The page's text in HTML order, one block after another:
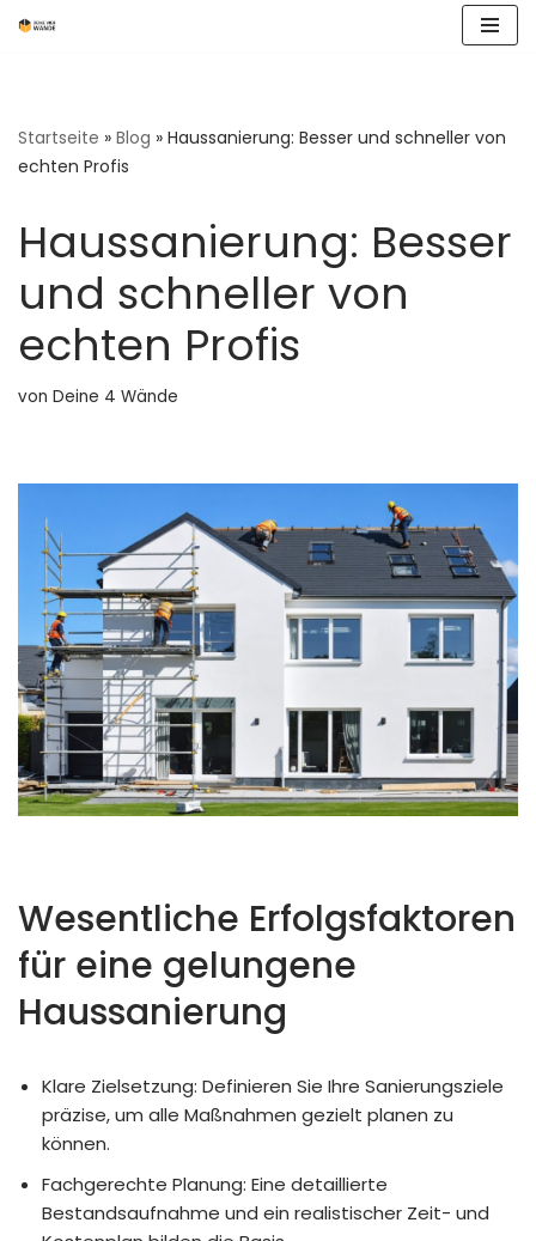
Startseite » Blog » Haussanierung: Besser und schneller von
echten Profis
Haussanierung: Besser
und schneller von
echten Profis
von Deine 4 Wände
Wesentliche Erfolgsfaktoren
für eine gelungene
Haussanierung
Klare Zielsetzung: Definieren Sie Ihre Sanierungsziele
präzise, um alle Maßnahmen gezielt planen zu
können.
Fachgerechte Planung: Eine detaillierte
Bestandsaufnahme und ein realistischer Zeit- und